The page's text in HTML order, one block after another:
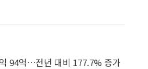
94억⋯전년 대비 177.7% 증가